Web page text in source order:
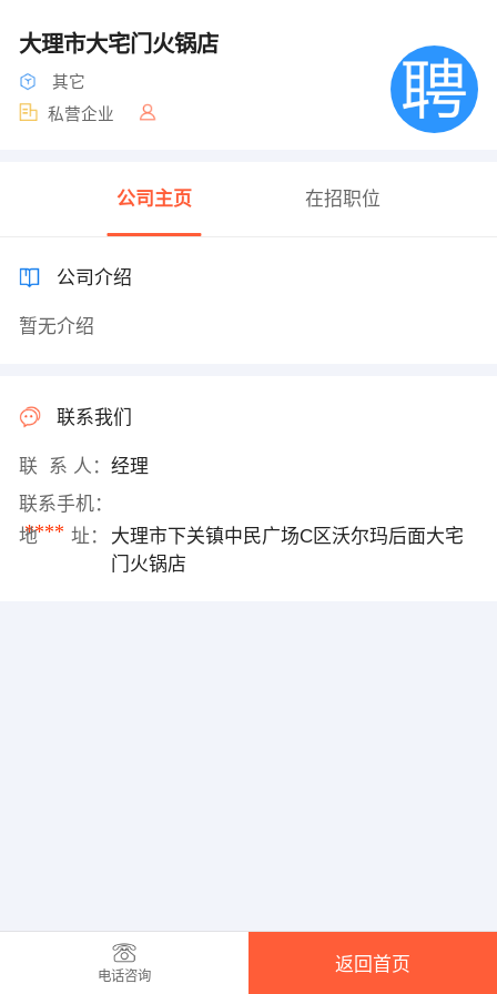
大理市大宅门火锅店
其它
私营企业
公司主页 在招职位
公司介绍
暂无介绍
联系我们
联 系 人： 经理
联系手机：
****
地 址：
大理市下关镇中民广场C区沃尔玛后面大宅
门火锅店
电话咨询
返回首页